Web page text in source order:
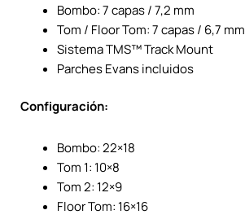
Bombo: 7 capas / 7,2 mm
Tom / Floor Tom: 7 capas / 6,7 mm
Sistema TMS™ Track Mount
Parches Evans incluidos
Configuración:
Bombo: 22×18
Tom 1: 10×8
Tom 2: 12×9
Floor Tom: 16×16